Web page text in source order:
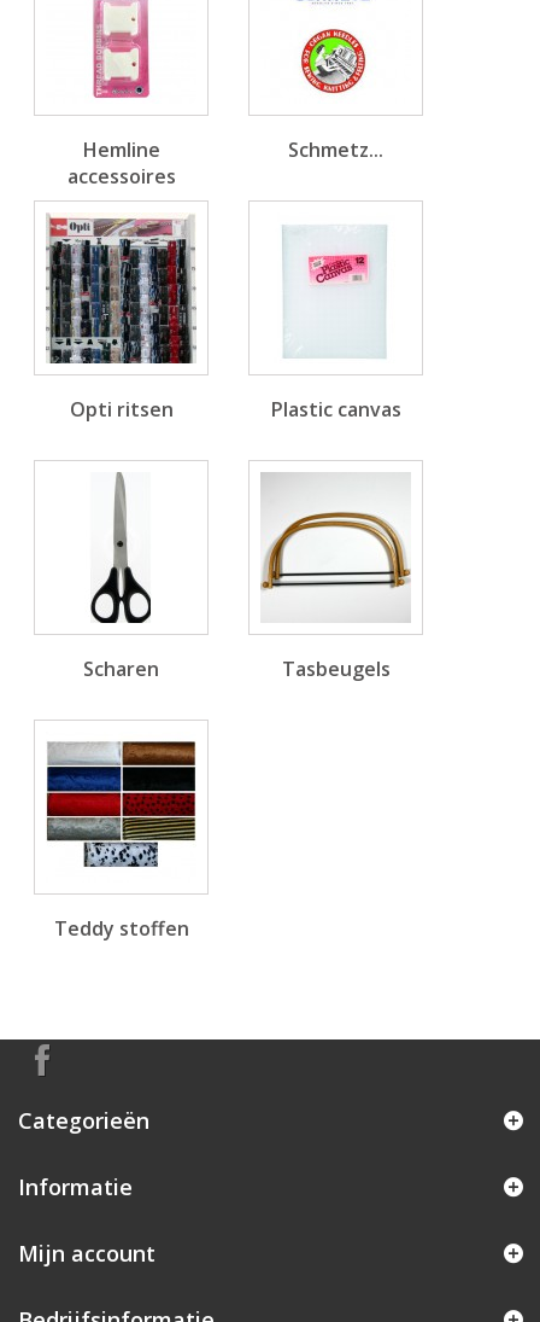
Hemline
accessoires
Schmetz...
Opti ritsen Plastic canvas
Scharen Tasbeugels
Teddy stoffen
Categorieën
Informatie
Mijn account